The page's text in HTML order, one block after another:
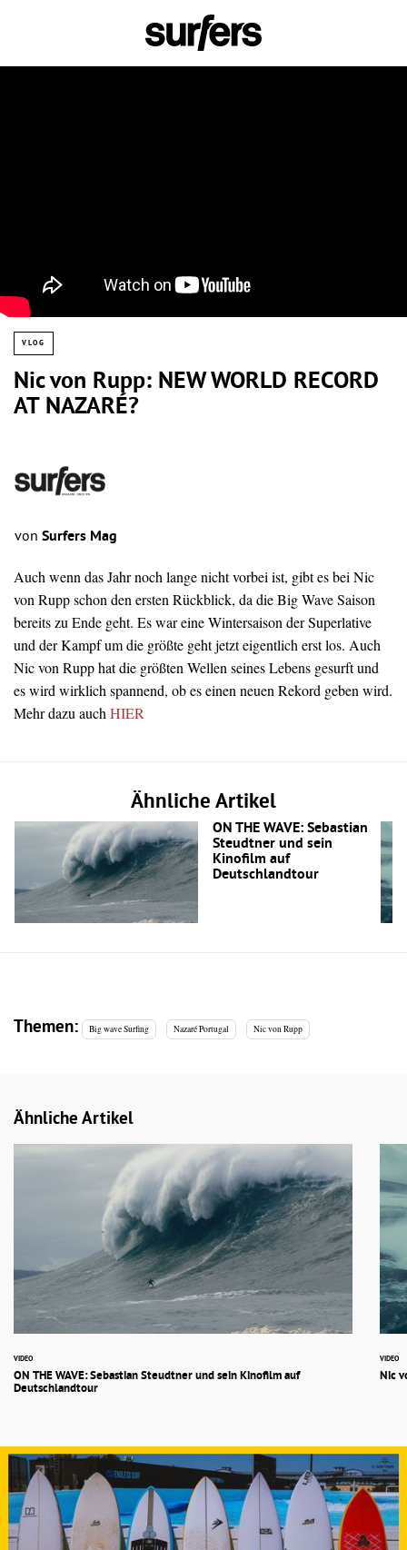
VLOG
Nic von Rupp: NEW WORLD RECORD
AT NAZARÉ?
von Surfers Mag
Auch wenn das Jahr noch lange nicht vorbei ist, gibt es bei Nic
von Rupp schon den ersten Rückblick, da die Big Wave Saison
bereits zu Ende geht. Es war eine Wintersaison der Superlative
und der Kampf um die größte geht jetzt eigentlich erst los. Auch
Nic von Rupp hat die größten Wellen seines Lebens gesurft und
es wird wirklich spannend, ob es einen neuen Rekord geben wird.
Mehr dazu auch HIER
Ähnliche Artikel
ON THE WAVE: Sebastian
Steudtner und sein
Kinofilm auf
Deutschlandtour
Themen: Big wave Surfing Nazaré Portugal Nic von Rupp
Ähnliche Artikel
VIDEO
ON THE WAVE: Sebastian Steudtner und sein Kinofilm auf
Deutschlandtour
VIDEO
Nic